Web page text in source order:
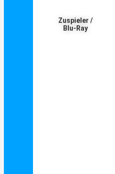
Zuspieler /
Blu-Ray